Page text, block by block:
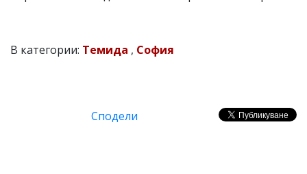
В категории: Темида , София
Сподели